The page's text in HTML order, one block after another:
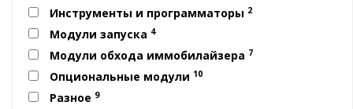
Инструменты и программаторы 2
Модули запуска 4
Модули обхода иммобилайзера 7
Опциональные модули 10
Разное 9